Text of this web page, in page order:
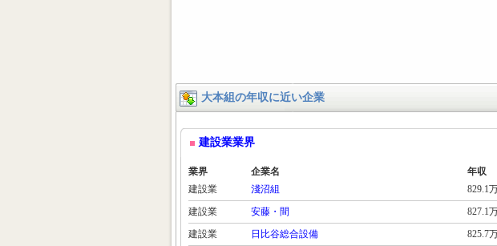
大本組の年収に近い企業
建設業業界
業界 企業名
年収
建設業
淺沼組
829.1
建設業
安藤・間
827.1
建設業
日比谷総合設備
825.7